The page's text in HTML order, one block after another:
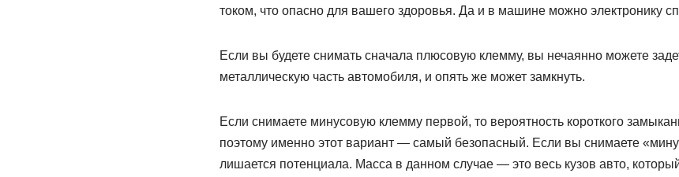
током, что опасно для вашего здоровья. Да и в машине можно электронику
Если вы будете снимать сначала плюсовую клемму, вы нечаянно можете
металлическую часть автомобиля, и опять же может замкнуть.
Если снимаете минусовую клемму первой, то вероятность короткого
поэтому именно этот вариант — самый безопасный. Если вы снимаете
лишается потенциала. Масса в данном случае — это весь кузов авто,